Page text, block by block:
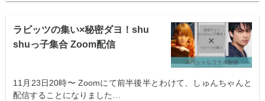
ラビッツの集い×秘密ダヨ！shu
shuっ子集合 Zoom配信
11月23日20時〜 Zoomにて前半後半とわけて、しゅんちゃんと
配信することになりました…